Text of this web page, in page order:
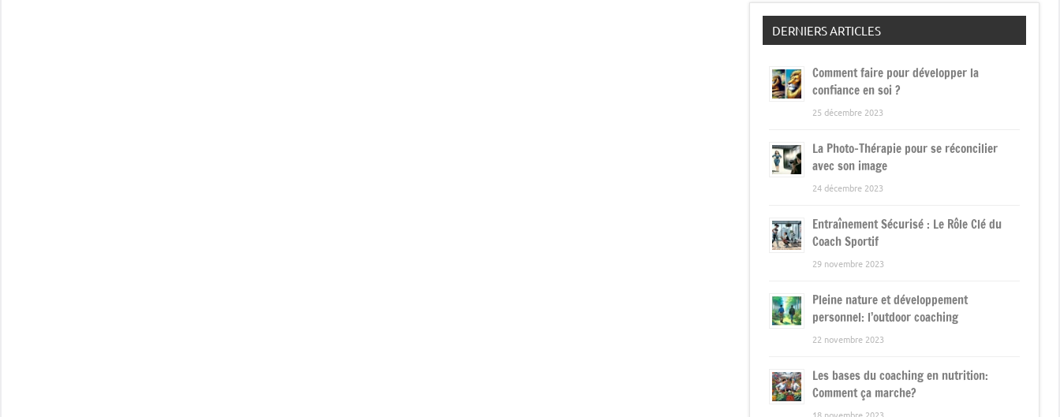
DERNIERS ARTICLES
Comment faire pour développer la
confiance en soi ?
25 décembre 2023
La Photo-Thérapie pour se réconcilier
avec son image
24 décembre 2023
Entraînement Sécurisé : Le Rôle Clé du
Coach Sportif
29 novembre 2023
Pleine nature et développement
personnel: l’outdoor coaching
22 novembre 2023
Les bases du coaching en nutrition:
Comment ça marche?